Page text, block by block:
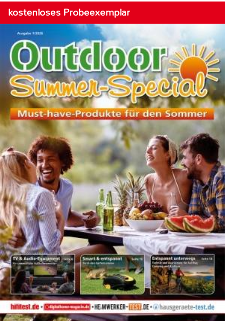
kostenloses Probeexemplar